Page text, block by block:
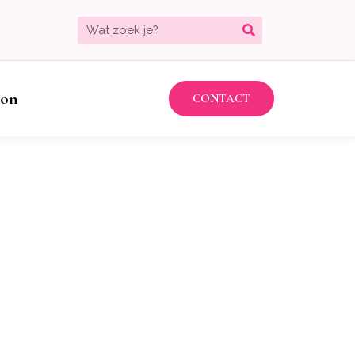
CONTACT